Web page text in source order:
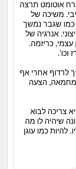
אוטומט תרצה
משיכה של
כמו שגבר נמשך
אנרגיה של
עצמי, כריזמה.
וכו'.
לרדוף אחרי אף
מחמאה, הצעה
צריכה לבוא
שיהיה לו מה
להיות כמו עוגן